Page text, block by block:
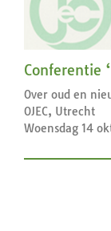
Conferentie
Over oud en
OJEC, Utrecht
Woensdag 14